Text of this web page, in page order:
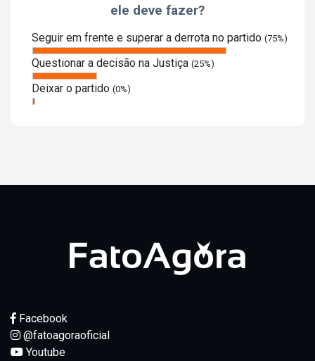
ele deve fazer?
Seguir em frente e superar a derrota no partido (75%)
Questionar a decisão na Justiça (25%)
Deixar o partido (0%)
Facebook
@fatoagoraoficial
Youtube